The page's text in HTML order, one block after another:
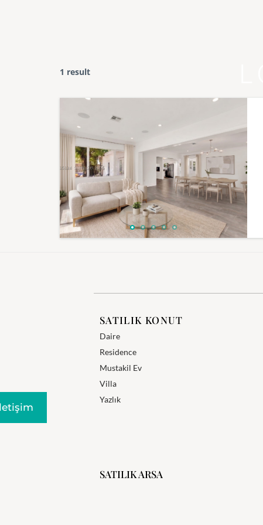
1 result
SATILIK KONUT
Daire
Residence
Mustakil Ev
Villa
Yazlık
SATILIK ARSA